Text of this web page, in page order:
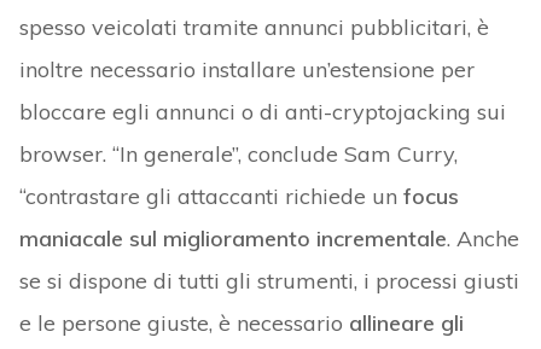
spesso veicolati tramite annunci pubblicitari, è
inoltre necessario installare un’estensione per
bloccare egli annunci o di anti-cryptojacking sui
browser. “In generale”, conclude Sam Curry,
“contrastare gli attaccanti richiede un focus
maniacale sul miglioramento incrementale. Anche
se si dispone di tutti gli strumenti, i processi giusti
e le persone giuste, è necessario allineare gli